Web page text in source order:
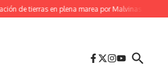
tierras en plena marea por Malvinas (Videos)